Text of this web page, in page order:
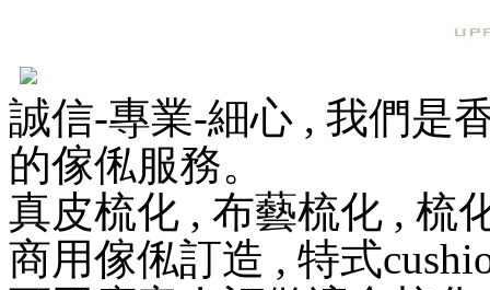
誠信-專業-細心 , 我們是
的傢俬服務。
真皮梳化 , 布藝梳化 , 梳
商用傢俬訂造 , 特式